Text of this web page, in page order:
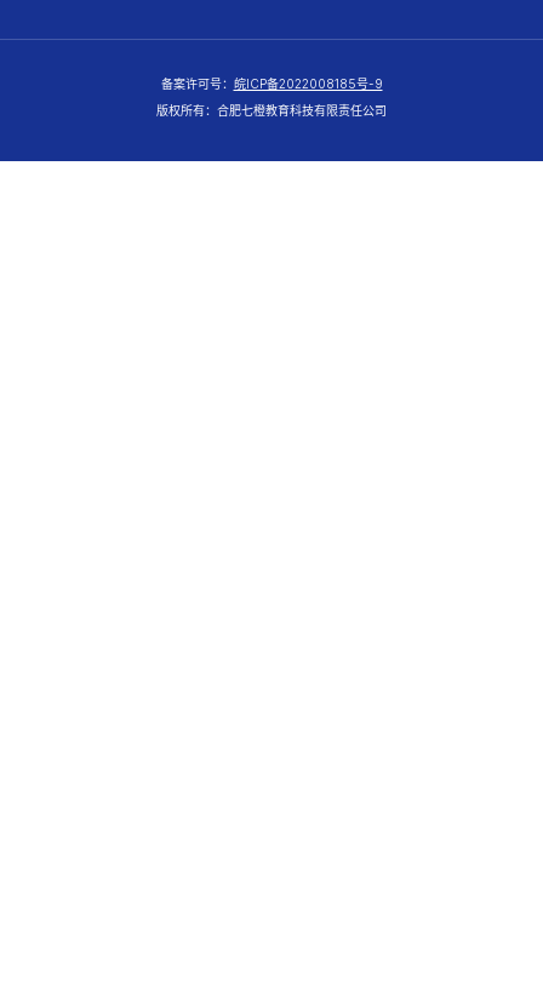
备案许可号： 皖ICP备2022008185号-9
版权所有：合肥七橙教育科技有限责任公司